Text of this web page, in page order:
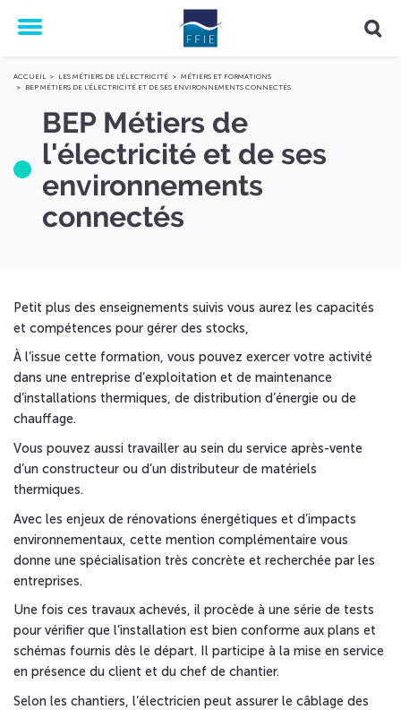
ACCUEIL
LES MÉTIERS DE L'ÉLECTRICITÉ
MÉTIERS ET FORMATIONS
BEP MÉTIERS DE L'ÉLECTRICITÉ ET DE SES ENVIRONNEMENTS CONNECTÉS
BEP Métiers de
l'électricité et de ses
environnements
connectés
Petit plus des enseignements suivis vous aurez les capacités
et compétences pour gérer des stocks,
À l’issue cette formation, vous pouvez exercer votre activité
dans une entreprise d’exploitation et de maintenance
d’installations thermiques, de distribution d’énergie ou de
chauffage.
Vous pouvez aussi travailler au sein du service après-vente
d’un constructeur ou d’un distributeur de matériels
thermiques.
Avec les enjeux de rénovations énergétiques et d’impacts
environnementaux, cette mention complémentaire vous
donne une spécialisation très concrète et recherchée par les
entreprises.
Une fois ces travaux achevés, il procède à une série de tests
pour vérifier que l’installation est bien conforme aux plans et
schémas fournis dès le départ. Il participe à la mise en service
en présence du client et du chef de chantier.
Selon les chantiers, l’électricien peut assurer le câblage des